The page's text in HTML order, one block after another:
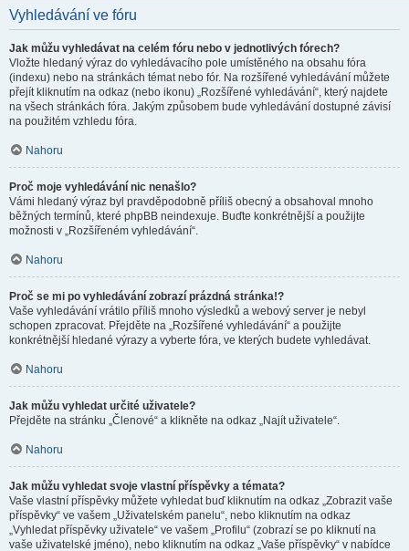
Vyhledávání ve fóru
Jak můžu vyhledávat na celém fóru nebo v jednotlivých fórech?
Vložte hledaný výraz do vyhledávacího pole umístěného na obsahu fóra
(indexu) nebo na stránkách témat nebo fór. Na rozšířené vyhledávání můžete
přejít kliknutím na odkaz (nebo ikonu) „Rozšířené vyhledávání“, který najdete
na všech stránkách fóra. Jakým způsobem bude vyhledávání dostupné závisí
na použitém vzhledu fóra.
Nahoru
Proč moje vyhledávání nic nenašlo?
Vámi hledaný výraz byl pravděpodobně příliš obecný a obsahoval mnoho
běžných termínů, které phpBB neindexuje. Buďte konkrétnější a použijte
možnosti v „Rozšířeném vyhledávání“.
Nahoru
Proč se mi po vyhledávání zobrazí prázdná stránka!?
Vaše vyhledávání vrátilo příliš mnoho výsledků a webový server je nebyl
schopen zpracovat. Přejděte na „Rozšířené vyhledávání“ a použijte
konkrétnější hledané výrazy a vyberte fóra, ve kterých budete vyhledávat.
Nahoru
Jak můžu vyhledat určité uživatele?
Přejděte na stránku „Členové“ a klikněte na odkaz „Najít uživatele“.
Nahoru
Jak můžu vyhledat svoje vlastní příspěvky a témata?
Vaše vlastní příspěvky můžete vyhledat buď kliknutím na odkaz „Zobrazit vaše
příspěvky“ ve vašem „Uživatelském panelu“, nebo kliknutím na odkaz
„Vyhledat příspěvky uživatele“ ve vašem „Profilu“ (zobrazí se po kliknutí na
vaše uživatelské jméno), nebo kliknutím na odkaz „Vaše příspěvky“ v nabídce